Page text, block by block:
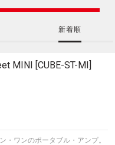
新着順
MINI [CUBE-ST-MI]
・ワンのポータブル・アンプ。